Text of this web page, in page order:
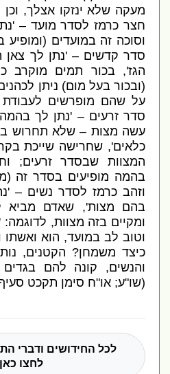
מעקה שלא ינזקו אצלך,וכן
חצר כרמז לסדר מועד –'
וסוכה זה במועדים(ומופיע
סדר קדשים –'נתן לך צאן
הגז',בכור תמים מוקרב
ובכור בעל מום)ניתן
על שהם מופרשים לעבודת
סדר זרעים –'נתן לך בהמה
עשה מצות – שלא תחרוש
כלאים',שחרישה שייכת
המצוות שבסדר זרעים;
בהמה מופיעים בסדר זה(
וזהב כרמז לסדר נשים –'
בהם מצות',שאדם מביא
ומקיים בזה מצוות,לדוגמה: '
וטוב לב במועד,הוא ואשתו
כיצד משמחן?הקטנים,
והנשים,קונה להם בגדים
שו"ע;או"ח סימן תקכט סעיף
לכל החידושים ודברי
לחצו כאן »